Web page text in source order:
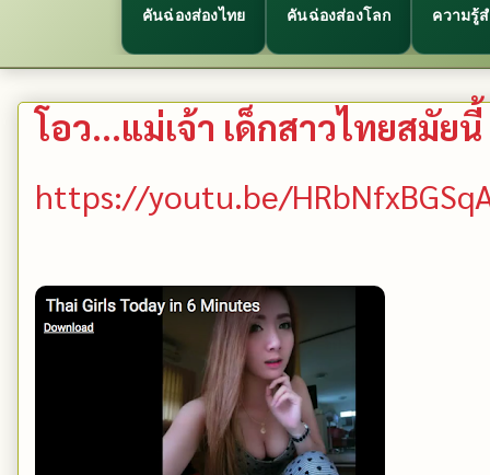
คันฉ่องส่องไทย คันฉ่องส่องโลก ความรู้
โอว...แม่เจ้า เด็กสาวไทยสมั
https://youtu.be/